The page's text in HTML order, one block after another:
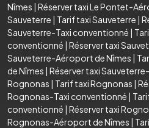
Nîmes | Réserver taxi Le Pontet-
Sauveterre | Tarif taxi Sauveterre |
Sauveterre-Taxi conventionné |
conventionné | Réserver taxi
Sauveterre-Aéroport de Nîmes |
de Nîmes | Réserver taxi
Rognonas | Tarif taxi Rognonas |
Rognonas-Taxi conventionné |
conventionné | Réserver taxi
Rognonas-Aéroport de Nîmes |